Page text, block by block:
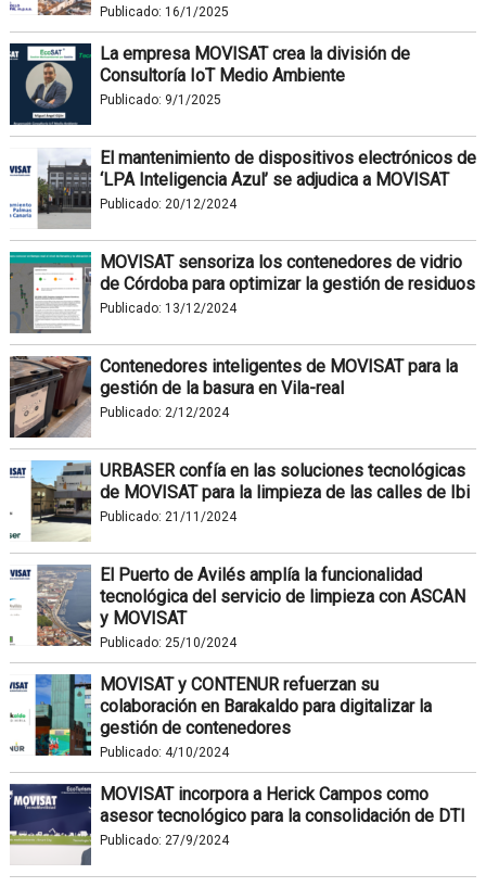
Publicado: 16/1/2025
La empresa MOVISAT crea la división de
Consultoría IoT Medio Ambiente
Publicado: 9/1/2025
El mantenimiento de dispositivos electrónicos de
‘LPA Inteligencia Azul’ se adjudica a MOVISAT
Publicado: 20/12/2024
MOVISAT sensoriza los contenedores de vidrio
de Córdoba para optimizar la gestión de residuos
Publicado: 13/12/2024
Contenedores inteligentes de MOVISAT para la
gestión de la basura en Vila-real
Publicado: 2/12/2024
URBASER confía en las soluciones tecnológicas
de MOVISAT para la limpieza de las calles de Ibi
Publicado: 21/11/2024
El Puerto de Avilés amplía la funcionalidad
tecnológica del servicio de limpieza con ASCAN
y MOVISAT
Publicado: 25/10/2024
MOVISAT y CONTENUR refuerzan su
colaboración en Barakaldo para digitalizar la
gestión de contenedores
Publicado: 4/10/2024
MOVISAT incorpora a Herick Campos como
asesor tecnológico para la consolidación de DTI
Publicado: 27/9/2024